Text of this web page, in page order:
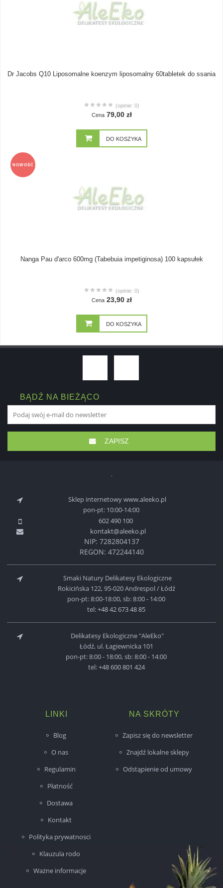
Dr Jacobs Q10 Liposomalne koenzym liposomalny 60tabletek do ssania
(opinie: 0)
Cena 79,00 zł
DO KOSZYKA
NOWOŚĆ
Nanga Pau d'arco 600mg (Tabebuia impetiginosa) 100 kapsułek
(opinie: 0)
Cena 23,90 zł
DO KOSZYKA
BĄDŹ NA BIEŻĄCO
ZAPISZ
Sklep internetowy www.aleeko.pl
pon-pt: 10:00-14:00
602 490 100
kontakt@aleeko.pl
NIP: 7282804137
REGON: 472244140
Smaki Natury Delikatesy Ekologiczne
Rokicińska 122, 95-020 Andrespol / Łódź
pon-pt: 8:00-18:00, sb: 8:00 - 14:00
tel:+48 42 673 48 85
Delikatesy Ekologiczne "AleEko"
Łódź, ul. Łagiewnicka 101
pon-pt: 8:00 - 18:00, sb: 8:00 - 14:00
tel:+48 600 801 424
LINKI
Blog
O nas
Regulamin
Płatność
Dostawa
Kontakt
Polityka prywatnosci
Klauzula rodo
Ważne informacje
NA SKRÓTY
Zapisz się do newsletter
Znajdź lokalne sklepy
Odstąpienie od umowy